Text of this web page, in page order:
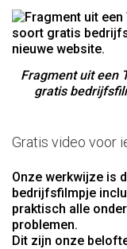
Fragment uit een
gratis
Gratis video voor
Onze werkwijze is
bedrijfsfilmpje
praktisch alle
problemen.
Dit zijn onze